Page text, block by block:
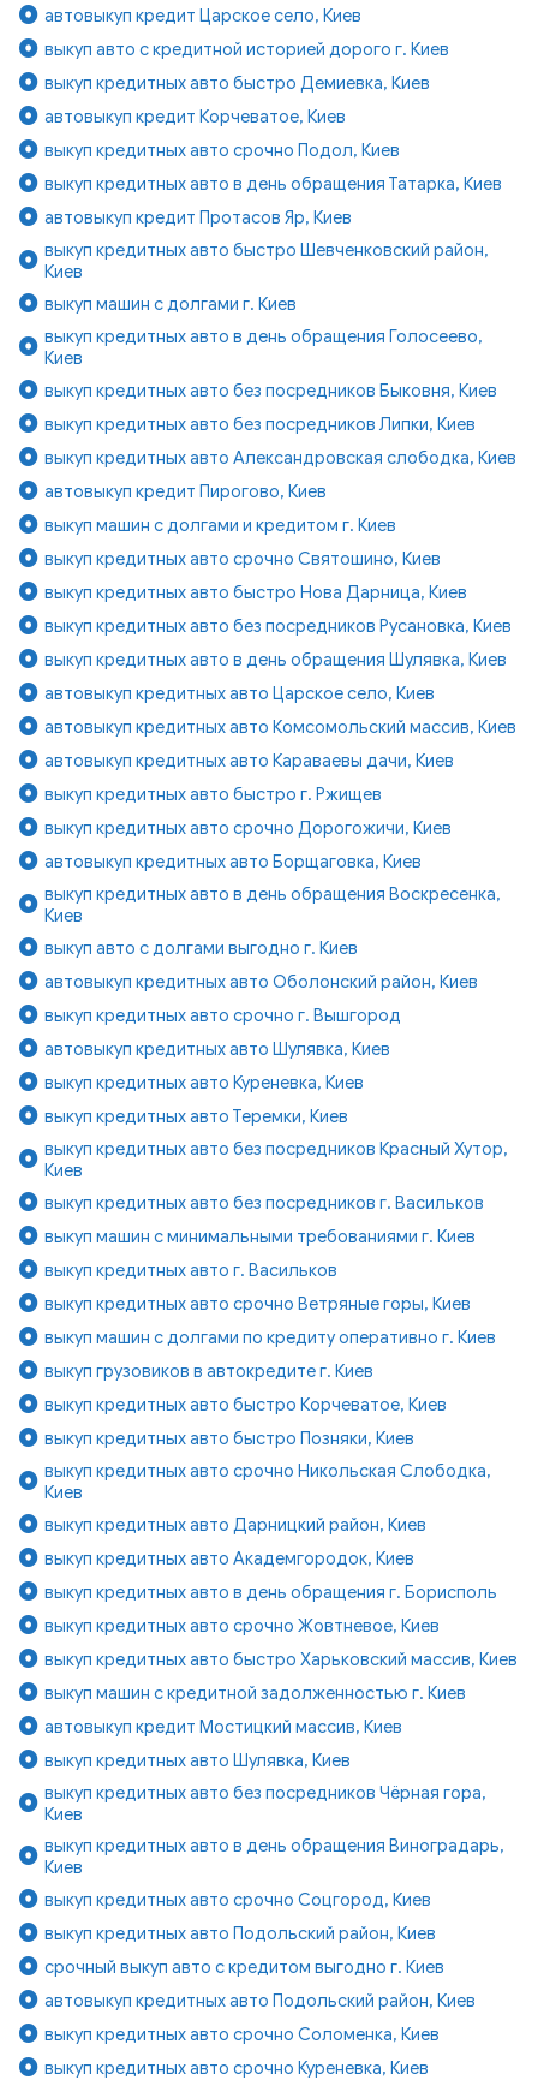
автовыкуп кредит Царское село, Киев
выкуп авто с кредитной историей дорого г. Киев
выкуп кредитных авто быстро Демиевка, Киев
автовыкуп кредит Корчеватое, Киев
выкуп кредитных авто срочно Подол, Киев
выкуп кредитных авто в день обращения Татарка, Киев
автовыкуп кредит Протасов Яр, Киев
выкуп кредитных авто быстро Шевченковский район,
Киев
выкуп машин с долгами г. Киев
выкуп кредитных авто в день обращения Голосеево,
Киев
выкуп кредитных авто без посредников Быковня, Киев
выкуп кредитных авто без посредников Липки, Киев
выкуп кредитных авто Александровская слободка, Киев
автовыкуп кредит Пирогово, Киев
выкуп машин с долгами и кредитом г. Киев
выкуп кредитных авто срочно Святошино, Киев
выкуп кредитных авто быстро Нова Дарница, Киев
выкуп кредитных авто без посредников Русановка, Киев
выкуп кредитных авто в день обращения Шулявка, Киев
автовыкуп кредитных авто Царское село, Киев
автовыкуп кредитных авто Комсомольский массив, Киев
автовыкуп кредитных авто Караваевы дачи, Киев
выкуп кредитных авто быстро г. Ржищев
выкуп кредитных авто срочно Дорогожичи, Киев
автовыкуп кредитных авто Борщаговка, Киев
выкуп кредитных авто в день обращения Воскресенка,
Киев
выкуп авто с долгами выгодно г. Киев
автовыкуп кредитных авто Оболонский район, Киев
выкуп кредитных авто срочно г. Вышгород
автовыкуп кредитных авто Шулявка, Киев
выкуп кредитных авто Куреневка, Киев
выкуп кредитных авто Теремки, Киев
выкуп кредитных авто без посредников Красный Хутор,
Киев
выкуп кредитных авто без посредников г. Васильков
выкуп машин с минимальными требованиями г. Киев
выкуп кредитных авто г. Васильков
выкуп кредитных авто срочно Ветряные горы, Киев
выкуп машин с долгами по кредиту оперативно г. Киев
выкуп грузовиков в автокредите г. Киев
выкуп кредитных авто быстро Корчеватое, Киев
выкуп кредитных авто быстро Позняки, Киев
выкуп кредитных авто срочно Никольская Слободка,
Киев
выкуп кредитных авто Дарницкий район, Киев
выкуп кредитных авто Академгородок, Киев
выкуп кредитных авто в день обращения г. Борисполь
выкуп кредитных авто срочно Жовтневое, Киев
выкуп кредитных авто быстро Харьковский массив, Киев
выкуп машин с кредитной задолженностью г. Киев
автовыкуп кредит Мостицкий массив, Киев
выкуп кредитных авто Шулявка, Киев
выкуп кредитных авто без посредников Чёрная гора,
Киев
выкуп кредитных авто в день обращения Виноградарь,
Киев
выкуп кредитных авто срочно Соцгород, Киев
выкуп кредитных авто Подольский район, Киев
срочный выкуп авто с кредитом выгодно г. Киев
автовыкуп кредитных авто Подольский район, Киев
выкуп кредитных авто срочно Соломенка, Киев
выкуп кредитных авто срочно Куреневка, Киев